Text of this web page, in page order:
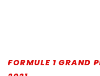
FORMULE 1 GRAND